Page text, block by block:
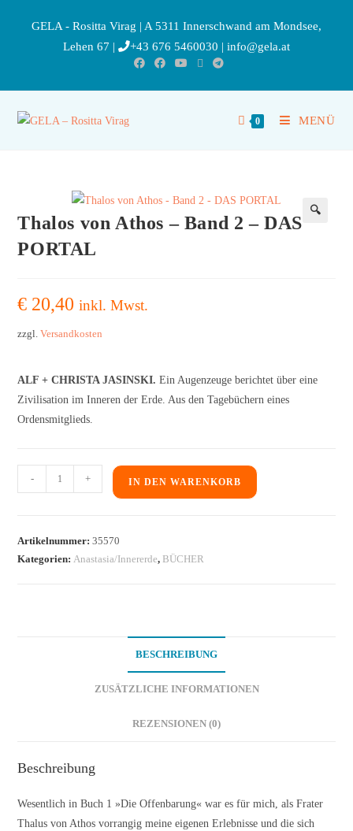
GELA - Rositta Virag | A 5311 Innerschwand am Mondsee,
Lehen 67 |
+43 676 5460030 | info@gela.at
0 MENÜ
Thalos von Athos – Band 2 – DAS
PORTAL
€ 20,40 inkl. Mwst.
zzgl.Versandkosten
ALF + CHRISTA JASINSKI. Ein Augenzeuge berichtet über eine
Zivilisation im Inneren der Erde. Aus den Tagebüchern eines
Ordensmitglieds.
- + IN DEN WARENKORB
Artikelnummer:35570
Kategorien:Anastasia/Innererde, BÜCHER
BESCHREIBUNG
ZUSÄTZLICHE INFORMATIONEN
REZENSIONEN (0)
Beschreibung
Wesentlich in Buch 1 ­»Die Offenbarung« war es für mich, als Frater
Thalus von Athos vorrangig meine eigenen Erlebnisse und die sich